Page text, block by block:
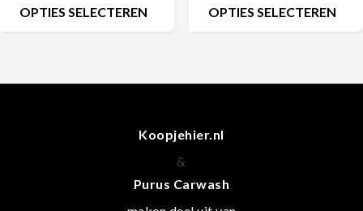
OPTIES SELECTEREN OPTIES SELECTEREN
Koopjehier.nl
&
Purus Carwash